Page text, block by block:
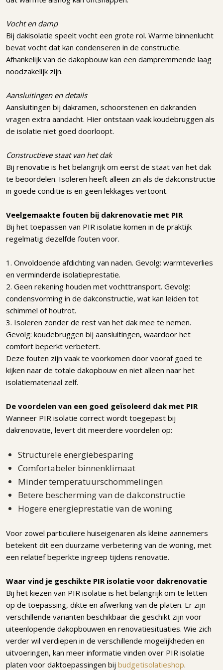
Vocht en damp
Bij dakisolatie speelt vocht een grote rol. Warme binnenlucht
bevat vocht dat kan condenseren in de constructie.
Afhankelijk van de dakopbouw kan een dampremmende laag
noodzakelijk zijn.
Aansluitingen en details
Aansluitingen bij dakramen, schoorstenen en dakranden
vragen extra aandacht. Hier ontstaan vaak koudebruggen als
de isolatie niet goed doorloopt.
Constructieve staat van het dak
Bij renovatie is het belangrijk om eerst de staat van het dak
te beoordelen. Isoleren heeft alleen zin als de dakconstructie
in goede conditie is en geen lekkages vertoont.
Veelgemaakte fouten bij dakrenovatie met PIR
Bij het toepassen van PIR isolatie komen in de praktijk
regelmatig dezelfde fouten voor.
1. Onvoldoende afdichting van naden. Gevolg: warmteverlies
en verminderde isolatieprestatie.
2. Geen rekening houden met vochttransport. Gevolg:
condensvorming in de dakconstructie, wat kan leiden tot
schimmel of houtrot.
3. Isoleren zonder de rest van het dak mee te nemen.
Gevolg: koudebruggen bij aansluitingen, waardoor het
comfort beperkt verbetert.
Deze fouten zijn vaak te voorkomen door vooraf goed te
kijken naar de totale dakopbouw en niet alleen naar het
isolatiemateriaal zelf.
De voordelen van een goed geïsoleerd dak met PIR
Wanneer PIR isolatie correct wordt toegepast bij
dakrenovatie, levert dit meerdere voordelen op:
Structurele energiebesparing
Comfortabeler binnenklimaat
Minder temperatuurschommelingen
Betere bescherming van de dakconstructie
Hogere energieprestatie van de woning
Voor zowel particuliere huiseigenaren als kleine aannemers
betekent dit een duurzame verbetering van de woning, met
een relatief beperkte ingreep tijdens renovatie.
Waar vind je geschikte PIR isolatie voor dakrenovatie
Bij het kiezen van PIR isolatie is het belangrijk om te letten
op de toepassing, dikte en afwerking van de platen. Er zijn
verschillende varianten beschikbaar die geschikt zijn voor
uiteenlopende dakopbouwen en renovatiesituaties. Wie zich
verder wil verdiepen in de verschillende mogelijkheden en
uitvoeringen, kan meer informatie vinden over PIR isolatie
platen voor daktoepassingen bij budgetisolatieshop.